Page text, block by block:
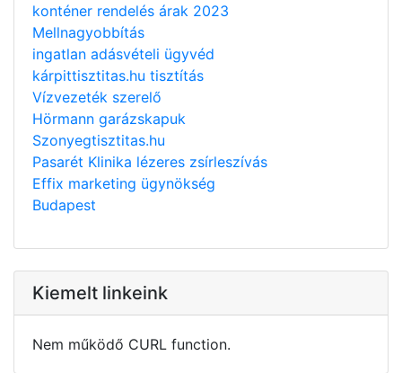
konténer rendelés árak 2023
Mellnagyobbítás
ingatlan adásvételi ügyvéd
kárpittisztitas.hu tisztítás
Vízvezeték szerelő
Hörmann garázskapuk
Szonyegtisztitas.hu
Pasarét Klinika lézeres zsírleszívás
Effix marketing ügynökség
Budapest
Kiemelt linkeink
Nem működő CURL function.